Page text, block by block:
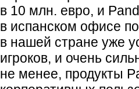
в 10 млн. евро, и
в испанском офисе
в нашей стране уже
игроков, и очень
не менее, продукты